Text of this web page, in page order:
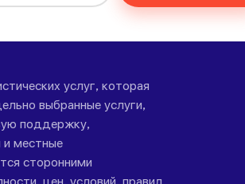
услуг, которая
выбранные услуги,
поддержку,
и местные
сторонними